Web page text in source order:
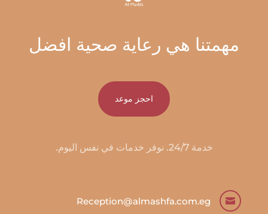
مهمتنا هي رعاية صحية افضل
احجز موعد
خدمة 24/7. نوفر خدمات في نفس اليوم.

Reception@almashfa.com.eg